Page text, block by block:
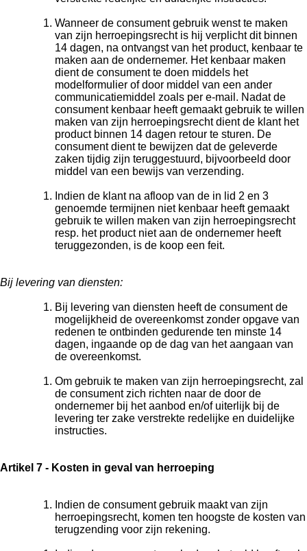
Wanneer de consument gebruik wenst te maken
van zijn herroepingsrecht is hij verplicht dit binnen
14 dagen, na ontvangst van het product, kenbaar te
maken aan de ondernemer. Het kenbaar maken
dient de consument te doen middels het
modelformulier of door middel van een ander
communicatiemiddel zoals per e-mail. Nadat de
consument kenbaar heeft gemaakt gebruik te willen
maken van zijn herroepingsrecht dient de klant het
product binnen 14 dagen retour te sturen. De
consument dient te bewijzen dat de geleverde
zaken tijdig zijn teruggestuurd, bijvoorbeeld door
middel van een bewijs van verzending.
Indien de klant na afloop van de in lid 2 en 3
genoemde termijnen niet kenbaar heeft gemaakt
gebruik te willen maken van zijn herroepingsrecht
resp. het product niet aan de ondernemer heeft
teruggezonden, is de koop een feit.
Bij levering van diensten:
Bij levering van diensten heeft de consument de
mogelijkheid de overeenkomst zonder opgave van
redenen te ontbinden gedurende ten minste 14
dagen, ingaande op de dag van het aangaan van
de overeenkomst.
Om gebruik te maken van zijn herroepingsrecht, zal
de consument zich richten naar de door de
ondernemer bij het aanbod en/of uiterlijk bij de
levering ter zake verstrekte redelijke en duidelijke
instructies.
Artikel 7 - Kosten in geval van herroeping
Indien de consument gebruik maakt van zijn
herroepingsrecht, komen ten hoogste de kosten van
terugzending voor zijn rekening.